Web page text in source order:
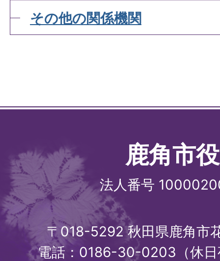
その他の関係機関
鹿角市
法人番号
〒018-5292 秋田県鹿角市
電話：0186-30-0203（休